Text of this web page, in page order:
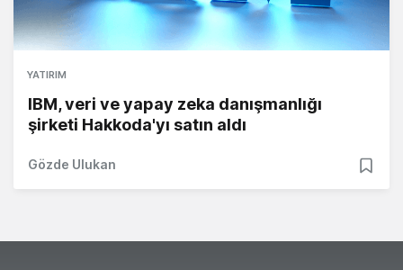
YATIRIM
IBM, veri ve yapay zeka danışmanlığı
şirketi Hakkoda'yı satın aldı
Gözde Ulukan